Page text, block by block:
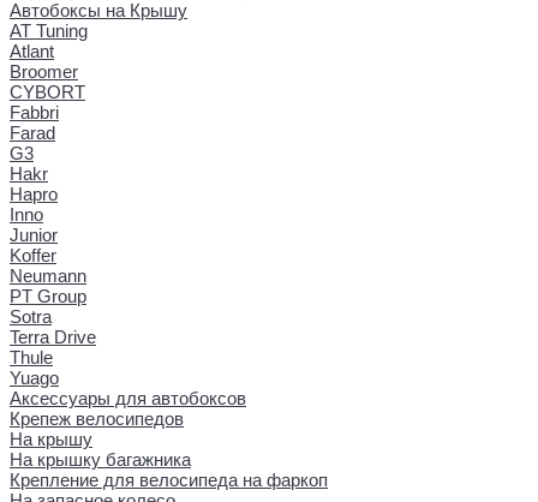
Автобоксы на Крышу
AT Tuning
Atlant
Broomer
CYBORT
Fabbri
Farad
G3
Hakr
Hapro
Inno
Junior
Koffer
Neumann
PT Group
Sotra
Terra Drive
Thule
Yuago
Аксессуары для автобоксов
Крепеж велосипедов
На крышу
На крышку багажника
Крепление для велосипеда на фаркоп